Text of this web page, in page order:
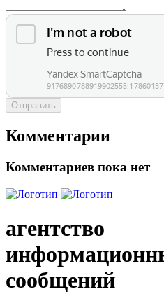
Отправить
Комментарии
Комментариев пока нет
агентство
сообщений